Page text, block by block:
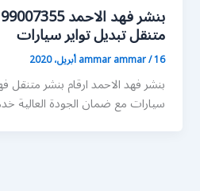
متنقل تبديل تواير سيارات
ammar ammar/16 أبريل، 2020
بنشر فهد الاحمد ارقام بنشر متنقل
سيارات مع ضمان الجودة العالية